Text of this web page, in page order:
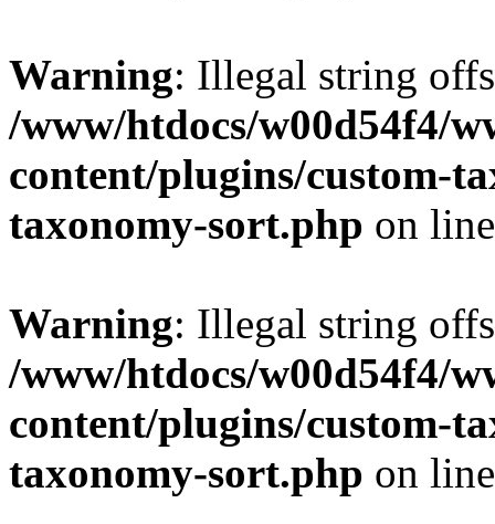
Warning: Illegal string
/www/htdocs/w00d54f4/
content/plugins/custom-
taxonomy-sort.php on
Warning: Illegal string
/www/htdocs/w00d54f4/
content/plugins/custom-
taxonomy-sort.php on